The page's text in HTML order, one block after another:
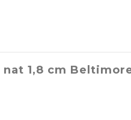
1,8 cm